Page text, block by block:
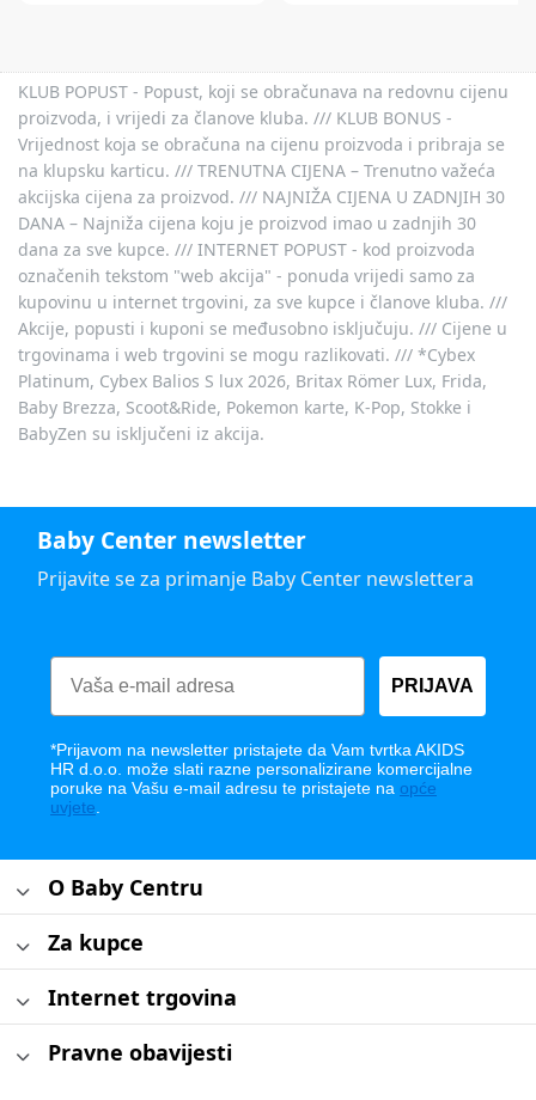
KLUB POPUST - Popust, koji se obračunava na redovnu cijenu
proizvoda, i vrijedi za članove kluba. /// KLUB BONUS -
Vrijednost koja se obračuna na cijenu proizvoda i pribraja se
na klupsku karticu. /// TRENUTNA CIJENA – Trenutno važeća
akcijska cijena za proizvod. /// NAJNIŽA CIJENA U ZADNJIH 30
DANA – Najniža cijena koju je proizvod imao u zadnjih 30
dana za sve kupce. /// INTERNET POPUST - kod proizvoda
označenih tekstom "web akcija" - ponuda vrijedi samo za
kupovinu u internet trgovini, za sve kupce i članove kluba. ///
Akcije, popusti i kuponi se međusobno isključuju. /// Cijene u
trgovinama i web trgovini se mogu razlikovati. /// *Cybex
Platinum, Cybex Balios S lux 2026, Britax Römer Lux, Frida,
Baby Brezza, Scoot&Ride, Pokemon karte, K-Pop, Stokke i
BabyZen su isključeni iz akcija.
Baby Center newsletter
Prijavite se za primanje Baby Center newslettera
PRIJAVA
*Prijavom na newsletter pristajete da Vam tvrtka AKIDS
HR d.o.o. može slati razne personalizirane komercijalne
poruke na Vašu e-mail adresu te pristajete na opće
uvjete
O Baby Centru
Za kupce
Internet trgovina
Pravne obavijesti